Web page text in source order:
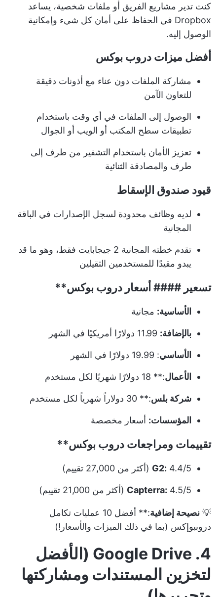
كنت تدير مشاريع الفريق أو ملفات شخصية، يساعد
Dropbox في الحفاظ على أمان كل شيء وإمكانية
الوصول إليه.
أفضل ميزات دروب بوكس
مشاركة الملفات دون عناء مع أذونات دقيقة
للتعاون الآمن
الوصول إلى الملفات في أي وقت باستخدام
تطبيقات سطح المكتب أو الويب أو الجوال
تعزيز الأمان باستخدام التشفير من طرف إلى
طرف والمصادقة الثنائية
قيود صندوق الإسقاط
لديه وظائف محدودة لسجل الإصدارات في الباقة
المجانية
تقدم خطته المجانية 2 جيجابايت فقط، وهو ما قد
يبدو مقيدًا للمستخدمين الثقيلين
تسعير #### أسعار دروب بوكس**
الأساسية: مجانية
بالإضافة:
الأساسي: 19.99 دولارًا في الشهر
الأعمال:** 18 دولارًا شهريًا لكل مستخدم
شركة بلس:** 30 دولاراً شهرياً لكل مستخدم
المؤسسات: أسعار مخصصة
تقييمات ومراجعات دروب بوكس**
G2: 4.4/5 (أكثر من 27,000 تقييم)
Capterra: 4.5/5 (أكثر من 21,000 تقييم)
💡 نصيحة إضافية:**
أفضل 10 عمليات تكامل
دروببوإكس (بما في ذلك الميزات والأسعار!)
4. Google Drive (الأفضل
لتخزين المستندات ومشاركتها